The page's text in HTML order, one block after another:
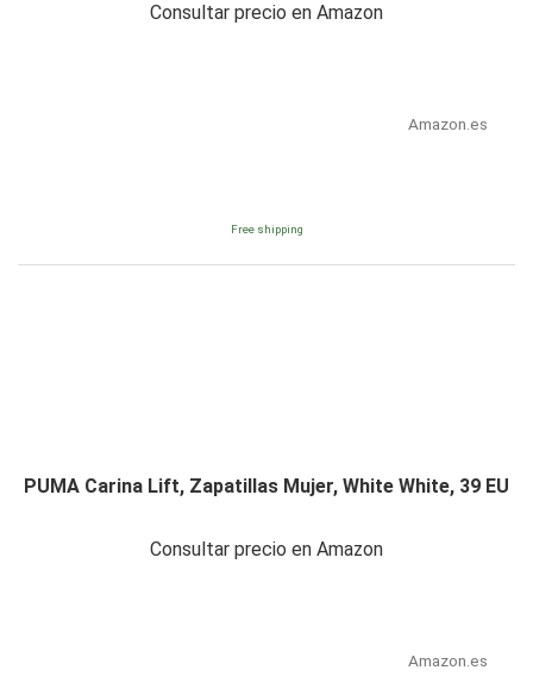
Consultar precio en Amazon
Amazon.es
Free shipping
PUMA Carina Lift, Zapatillas Mujer, White White, 39 EU
Consultar precio en Amazon
Amazon.es